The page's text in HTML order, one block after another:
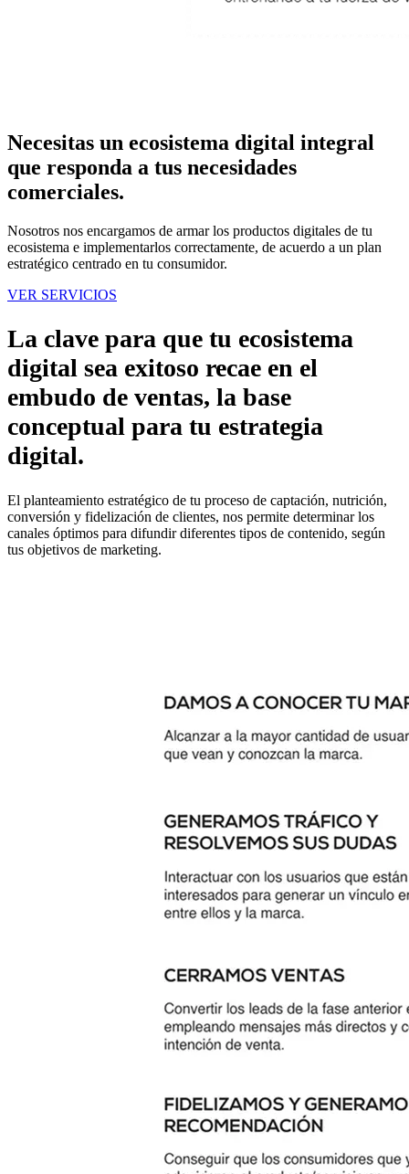
Necesitas un ecosistema digital integral
que responda a tus necesidades
comerciales.
Nosotros nos encargamos de armar los productos digitales de tu
ecosistema e implementarlos correctamente, de acuerdo a un plan
estratégico centrado en tu consumidor.
VER SERVICIOS
La clave para que tu ecosistema
digital sea exitoso recae en el
embudo de ventas, la base
conceptual para tu estrategia
digital.
El planteamiento estratégico de tu proceso de captación, nutrición,
conversión y fidelización de clientes, nos permite determinar los
canales óptimos para difundir diferentes tipos de contenido, según
tus objetivos de marketing.